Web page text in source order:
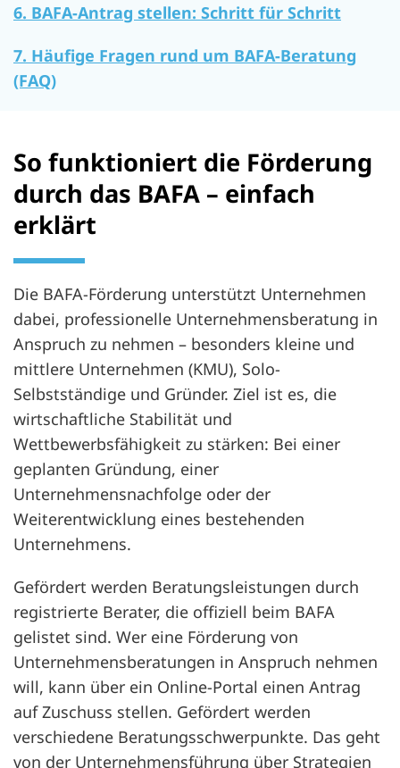
6. BAFA-Antrag stellen: Schritt für Schritt
7. Häufige Fragen rund um BAFA-Beratung
(FAQ)
So funktioniert die Förderung
durch das BAFA – einfach
erklärt
Die BAFA-Förderung unterstützt Unternehmen
dabei, professionelle Unternehmensberatung in
Anspruch zu nehmen – besonders kleine und
mittlere Unternehmen (KMU), Solo-
Selbstständige und Gründer. Ziel ist es, die
wirtschaftliche Stabilität und
Wettbewerbsfähigkeit zu stärken: Bei einer
geplanten Gründung, einer
Unternehmensnachfolge oder der
Weiterentwicklung eines bestehenden
Unternehmens.
Gefördert werden Beratungsleistungen durch
registrierte Berater, die offiziell beim BAFA
gelistet sind. Wer eine Förderung von
Unternehmensberatungen in Anspruch nehmen
will, kann über ein Online-Portal einen Antrag
auf Zuschuss stellen. Gefördert werden
verschiedene Beratungsschwerpunkte. Das geht
von der Unternehmensführung über Strategien